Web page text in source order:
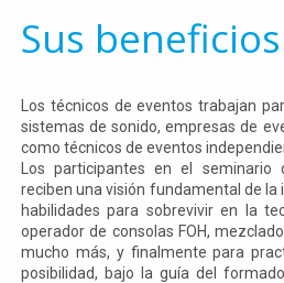
Sus beneficios
Los técnicos de eventos trabajan
sistemas de sonido, empresas de
como técnicos de eventos
Los participantes en el seminario
reciben una visión fundamental de la
habilidades para sobrevivir en la
operador de consolas FOH,
mucho más, y finalmente para
posibilidad, bajo la guía del